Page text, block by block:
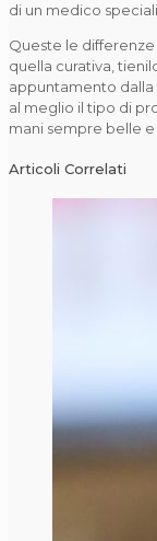
di un medico
Queste le
quella curativa,
appuntamento
al meglio il tipo di
mani sempre belle e
Articoli Correlati